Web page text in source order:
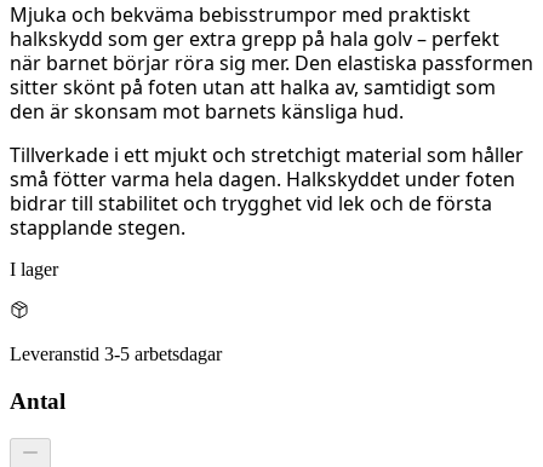
Mjuka och bekväma bebisstrumpor med praktiskt
halkskydd som ger extra grepp på hala golv – perfekt
när barnet börjar röra sig mer. Den elastiska passformen
sitter skönt på foten utan att halka av, samtidigt som
den är skonsam mot barnets känsliga hud.
Tillverkade i ett mjukt och stretchigt material som håller
små fötter varma hela dagen. Halkskyddet under foten
bidrar till stabilitet och trygghet vid lek och de första
stapplande stegen.
I lager
Leveranstid 3-5 arbetsdagar
Antal